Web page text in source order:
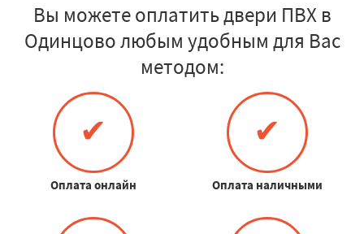
Вы можете оплатить двери ПВХ в
Одинцово любым удобным для Вас
методом:
✔
Оплата онлайн
✔
Оплата наличными